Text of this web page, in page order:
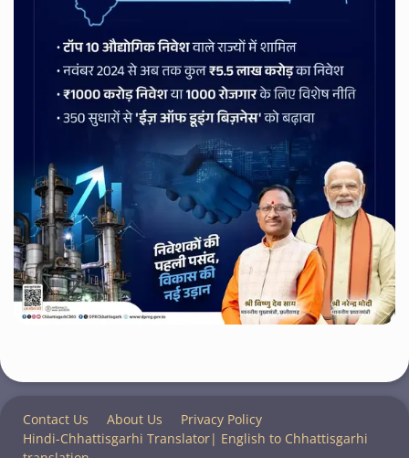
Contact Us About Us
Privacy Policy
Hindi-Chhattisgarhi Translator| English to Chhattisgarhi